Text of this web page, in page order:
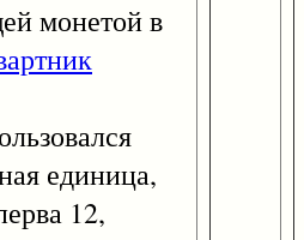
монетой в
единица,
12,